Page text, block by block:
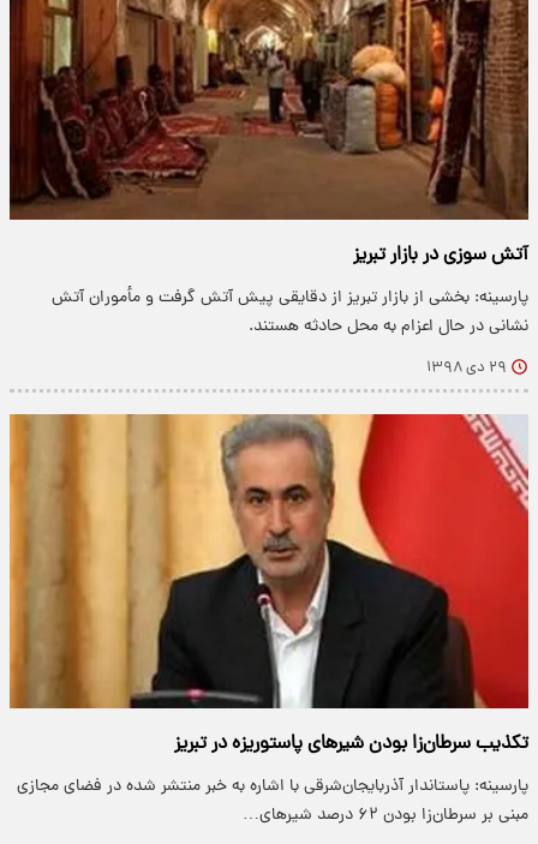
آتش سوزی در بازار تبریز
پارسینه: بخشی از بازار تبریز از دقایقی پیش آتش گرفت و مأموران آتش
نشانی در حال اعزام به محل حادثه هستند.
۲۹ دی ۱۳۹۸
تکذیب سرطان‌زا بودن شیر‌های پاستوریزه در تبریز
پارسینه: پاستاندار آذربایجان‌شرقی با اشاره به خبر منتشر شده در فضای مجازی
مبنی بر سرطان‌زا بودن ۶۲ درصد شیر‌های…